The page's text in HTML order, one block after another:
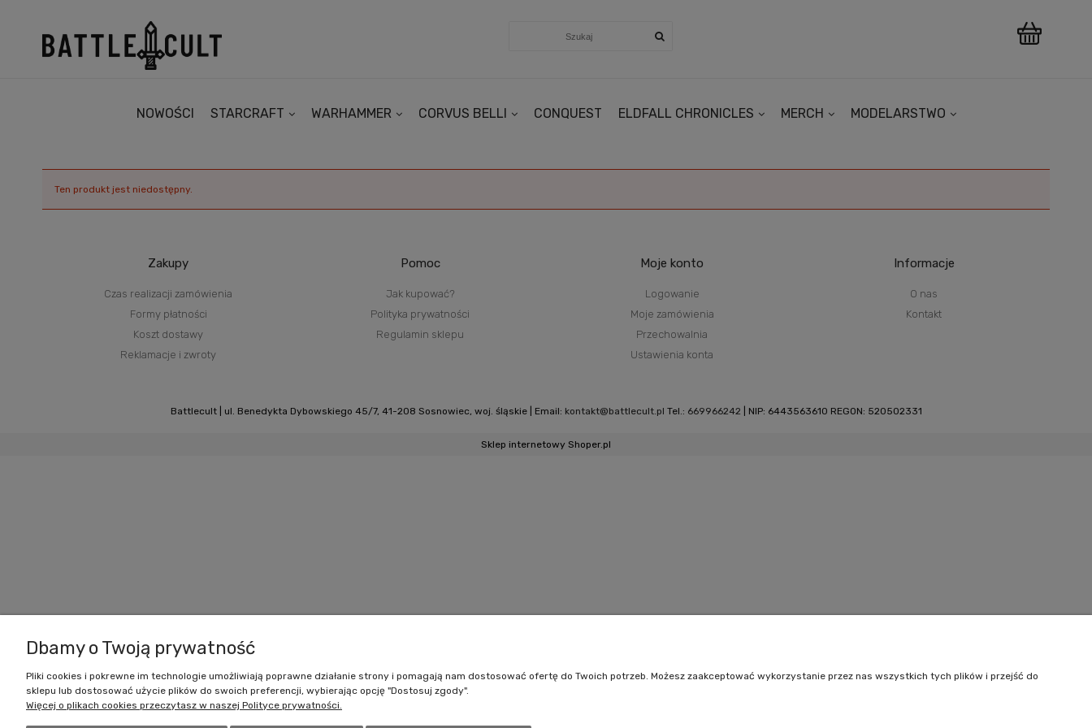
NOWOŚCI STARCRAFT WARHAMMER CORVUS BELLI CONQUEST ELDFALL CHRONICLES MERCH MODELARSTWO
Ten produkt jest niedostępny.
Zakupy
Czas realizacji zamówienia
Formy płatności
Koszt dostawy
Reklamacje i zwroty
Pomoc
Jak kupować?
Polityka prywatności
Regulamin sklepu
Moje konto
Logowanie
Moje zamówienia
Przechowalnia
Ustawienia konta
Informacje
O nas
Kontakt
Battlecult | ul. Benedykta Dybowskiego 45/7, 41-208 Sosnowiec, woj. śląskie | Email: kontakt@battlecult.pl Tel.: 669966242 | NIP: 6443563610 REGON: 520502331
Sklep internetowy Shoper.pl
Dbamy o Twoją prywatność
Pliki cookies i pokrewne im technologie umożliwiają poprawne działanie strony i pomagają nam dostosować ofertę do Twoich potrzeb. Możesz zaakceptować wykorzystanie przez nas wszystkich tych plików i przejść do
sklepu lub dostosować użycie plików do swoich preferencji, wybierając opcję "Dostosuj zgody".
Więcej o plikach cookies przeczytasz w naszej Polityce prywatności.